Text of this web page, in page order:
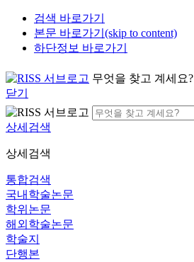
검색 바로가기
본문 바로가기(skip to content)
하단정보 바로가기
무엇을 찾고 계세요?
닫기
상세검색
상세검색
통합검색
국내학술논문
학위논문
해외학술논문
학술지
단행본